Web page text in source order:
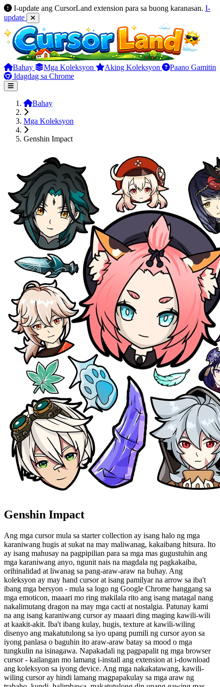
I-update ang CursorLand extension para sa buong karanasan. I-
update
Bahay Mga Koleksyon Aking Koleksyon
Paano Gamitin
Idagdag sa Chrome
Bahay
Mga Koleksyon
Genshin Impact
Genshin Impact
Ang mga cursor mula sa starter collection ay isang halo ng mga
karaniwang hugis at sukat na may maliwanag, kakaibang hitsura. Ito
ay isang mahusay na pagpipilian para sa mga mas gugustuhin ang
mga karaniwang anyo, ngunit nais na magdala ng pagkakaiba,
orihinalidad at liwanag sa pang-araw-araw na buhay. Ang
koleksyon ay may hand cursor at isang pamilyar na arrow sa iba't
ibang mga bersyon - mula sa logo ng Google Chrome hanggang sa
mga emoticon, maaari mo ring makilala rito ang isang matagal nang
nakalimutang dragon na may mga cacti at nostalgia. Patunay kami
na ang isang karaniwang cursor ay maaari ding maging kawili-wili
at kaakit-akit. Iba't ibang kulay, hugis, texture at kawili-wiling
disenyo ang makatutulong sa iyo upang pumili ng cursor ayon sa
iyong panlasa o baguhin ito araw-araw batay sa mood o mga
tungkulin na isinagawa. Napakadali ng pagpapalit ng mga browser
cursor - kailangan mo lamang i-install ang extension at i-download
ang koleksyon sa iyong device. Ang mga nakakatawang, kawili-
wiling cursor ay hindi lamang magpapakulay sa mga araw ng